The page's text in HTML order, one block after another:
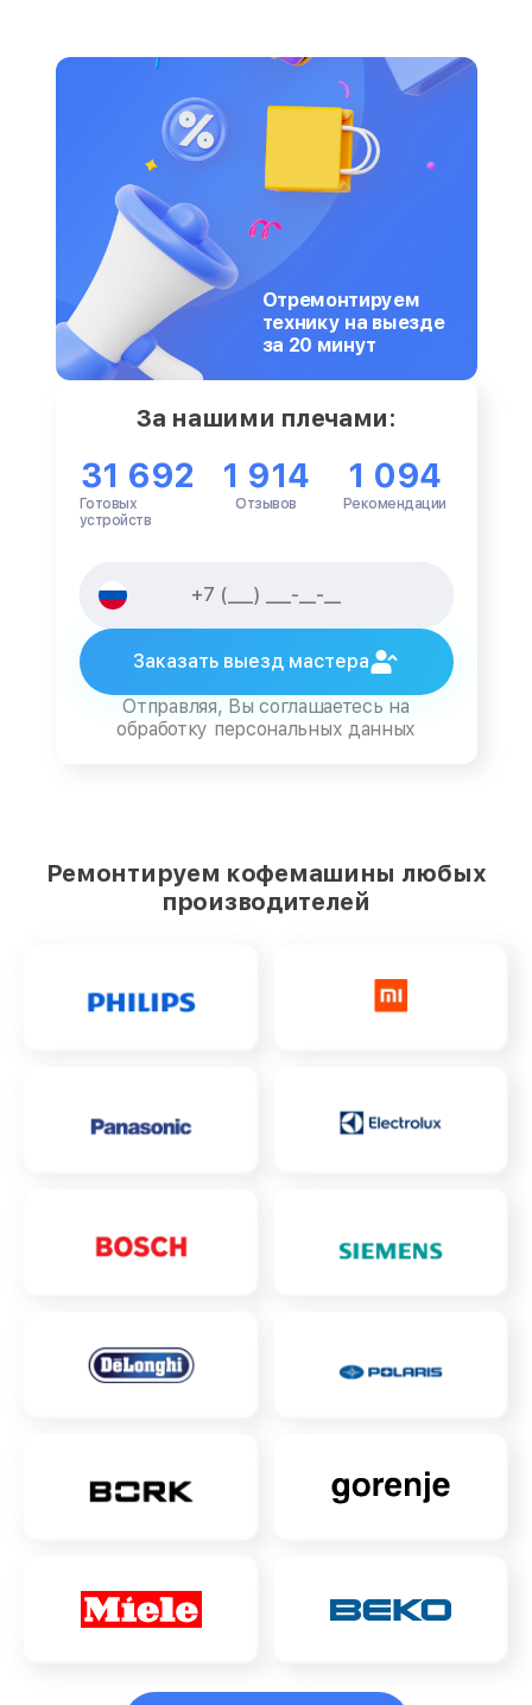
Отремонтируем
технику на выезде
за 20 минут
За нашими плечами:
31 692
Готовых
устройств
1 914
Отзывов
1 094
Рекомендации
Заказать выезд мастера
Отправляя, Вы соглашаетесь на
обработку персональных данных
Ремонтируем кофемашины любых
производителей